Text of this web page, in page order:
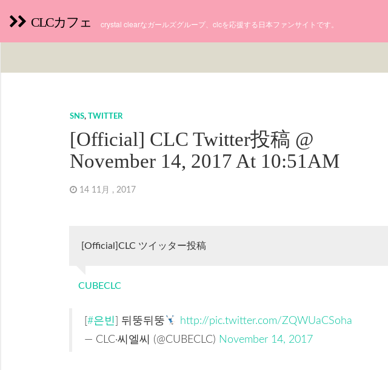
CLCカフェ crystal clearなガールズグループ、clcを応援する日本ファンサイトです。
SNS,TWITTER
[Official] CLC Twitter投稿 @
November 14, 2017 At 10:51AM
14 11月 , 2017
[Official]CLC ツイッター投稿
CUBECLC
#은빈 ] 뒤뚱뒤뚱
http://pic.twitter.com/ZQWUaCSoha
— CLC·씨엘씨 (@CUBECLC) November 14, 2017